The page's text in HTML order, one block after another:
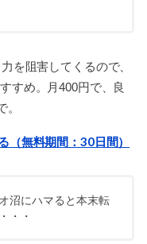
を阻害してくるので、
すめ。月400円で、良
無料期間：30日間）
沼にハマると本末転
・・